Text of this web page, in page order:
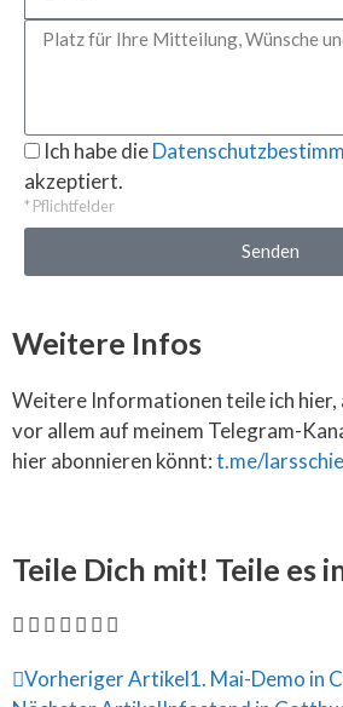
Ich habe die
akzeptiert.
* Pflichtfelder
Senden
Weitere Infos
Weitere Informationen teile ich hier,
vor allem auf meinem Telegram-
hier abonnieren könnt:t.me/
Teile Dich mit! Teile es
Vorheriger Artikel1. Mai-Demo in